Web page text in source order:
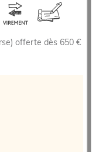
offerte dès 650 €